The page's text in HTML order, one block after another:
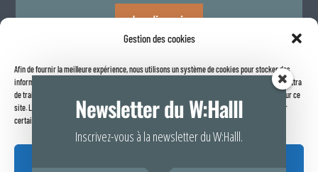
Gestion des cookies
Afin de fournir la meilleure expérience, nous utilisons un système de cookies pour stocker des
informations sur votre navigateur internet. Le fait de consentir à ces technologies nous permettra
de traiter des données telles que le comportement de navigation ou les identifiants uniques sur ce
site. Le fait de ne pas consentir ou de retirer son consentement peut avoir un effet négatif sur
certaines caractéristiques et fonctions.
Je m'inscris
Politique de confidentialité
Newsletter du W:Halll
Inscrivez-vous à la newsletter du W:Halll.